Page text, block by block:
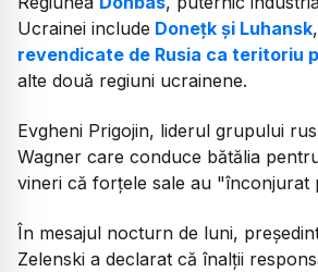
Ucrainei include Doneţk şi Luhansk
revendicate de Rusia ca teritoriu
alte două regiuni ucrainene.
Evgheni Prigojin, liderul grupului
Wagner care conduce bătălia
vineri că forţele sale au "înconjurat
În mesajul nocturn de luni,
Zelenski a declarat că înalţii